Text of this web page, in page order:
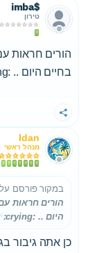
imba$
טירון
הורים חראות
בחיים היום .. :crying:
שתף
Idan
מנהל ראשי
במקור פורסם על
הורים חראות
היום .. :crying:
כן אתה גיבור